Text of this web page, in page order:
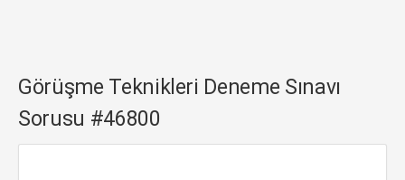
Görüşme Teknikleri Deneme Sınavı
Sorusu #46800